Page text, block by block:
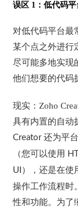
误区 1 ：低代码
对低代码平台最
某个点之外进行
尽可能多地实现
他们想要的代码
现实： Zoho
具有内置的自动
Creator还为平
（您可以使用
UI ），还是在使
操作工作流程时
性和功能。为了